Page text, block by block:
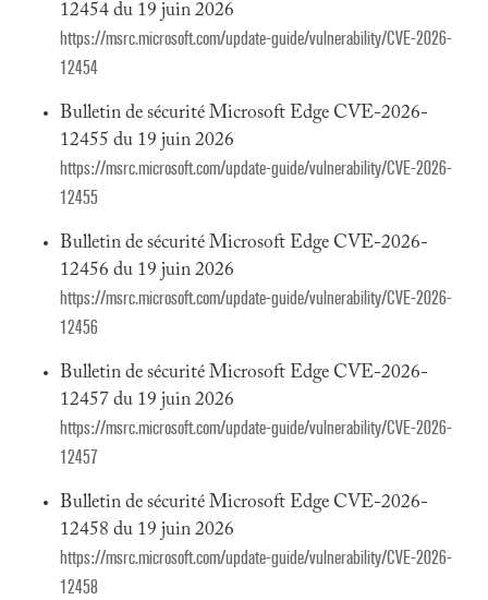
12454 du 19 juin 2026
https://msrc.microsoft.com/update-guide/vulnerability/CVE-2026-
12454
Bulletin de sécurité Microsoft Edge CVE-2026-
12455 du 19 juin 2026
https://msrc.microsoft.com/update-guide/vulnerability/CVE-2026-
12455
Bulletin de sécurité Microsoft Edge CVE-2026-
12456 du 19 juin 2026
https://msrc.microsoft.com/update-guide/vulnerability/CVE-2026-
12456
Bulletin de sécurité Microsoft Edge CVE-2026-
12457 du 19 juin 2026
https://msrc.microsoft.com/update-guide/vulnerability/CVE-2026-
12457
Bulletin de sécurité Microsoft Edge CVE-2026-
12458 du 19 juin 2026
https://msrc.microsoft.com/update-guide/vulnerability/CVE-2026-
12458